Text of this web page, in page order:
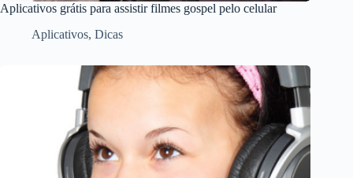
Aplicativos grátis para assistir filmes gospel pelo celular
Aplicativos, Dicas